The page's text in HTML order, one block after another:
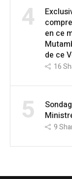
4
en ce
de ce
16
5 9